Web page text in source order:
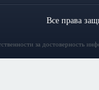
Все права
за достоверность